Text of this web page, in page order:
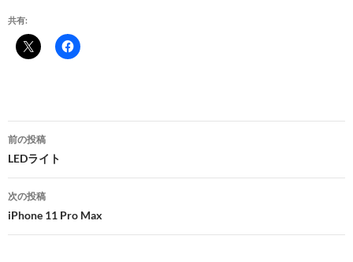
共有:
投
稿
ナ
ビ
ゲ
前の投稿
LEDライト
次の投稿
iPhone 11 Pro Max